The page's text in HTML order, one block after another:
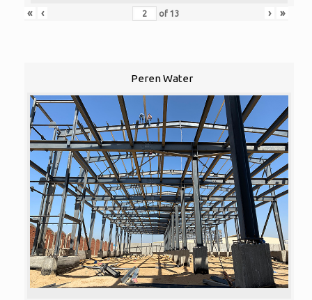
«
‹ of 13 › »
Peren Water